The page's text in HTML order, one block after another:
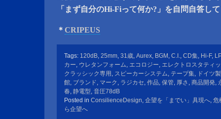
「まず自分のHi-Fiって何か?」を自問自答し
＊ CRIPEUS
Tags: 120dB, 25mm, 31歳, Aurex, BGM , C.I., CD集, Hi-F,
カー, ウレタンフォーム, エコロジー, エレクトロスタティ
クラッシック専用 , スピーカーシステム, テープ集, ドイツ製
館, ブランド, マーク , ラジカセ, 作品, 保管, 厚さ , 商品開発,
春, 静電型, 音圧78dB
Posted in ConsilienceDesign, 企望を「までい」具現へ, 危
ら企望へ